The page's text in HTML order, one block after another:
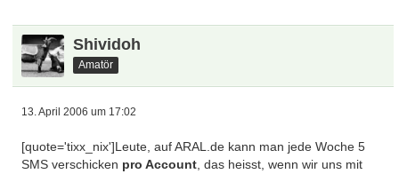
Shividoh
Amatör
13. April 2006 um 17:02
[quote='tixx_nix']Leute, auf ARAL.de kann man jede Woche 5
SMS verschicken pro Account , das heisst, wenn wir uns mit